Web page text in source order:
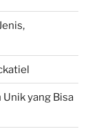
yang Bisa